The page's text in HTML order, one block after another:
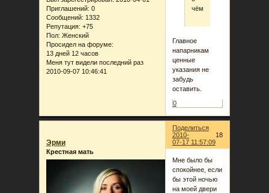
Приглашений: 0
Сообщений: 1332
Репутация: +75
Пол: Женский
Просидел на форуме:
13 дней 12 часов
Меня тут видели последний раз
2010-09-07 10:46:41
чём)
Главное
напарникам
ценные
указания не
забудь
оставить.
0
Поделиться
18
2010-
07-17 11:57:09
Эрми
Крестная мать
Мне было бы
спокойнее, если
бы этой ночью
на моей двери